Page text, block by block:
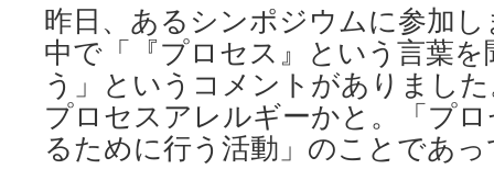
キ
昨日、あるシンポジウムに参加
中で「『プロセス』という言葉
う」というコメントがありまし
プロセスアレルギーかと。「プ
るために行う活動」のことであ